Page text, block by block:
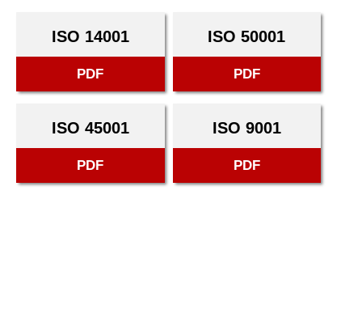
ISO 14001
PDF
ISO 50001
PDF
ISO 45001
PDF
ISO 9001
PDF